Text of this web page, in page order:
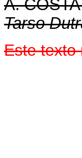
A.
Tarso
Este texto